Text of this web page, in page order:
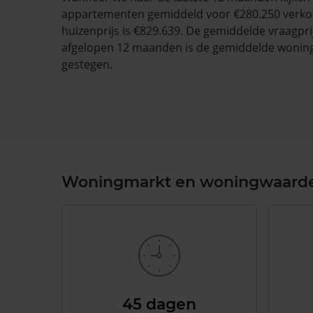
appartementen gemiddeld voor €280.250
huizenprijs is €829.639. De gemiddelde
afgelopen 12 maanden is de gemiddelde
gestegen.
Woningmarkt en
45 dagen